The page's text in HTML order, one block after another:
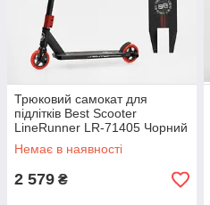
Трюковий самокат для
підлітків Best Scooter
LineRunner LR-71405 Чорний
/ Червоний Самокат із
системою HIC
Немає в наявності
2 579 ₴